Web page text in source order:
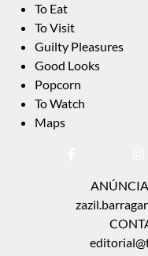
To Eat
To Visit
Guilty Pleasures
Good Looks
Popcorn
To Watch
Maps